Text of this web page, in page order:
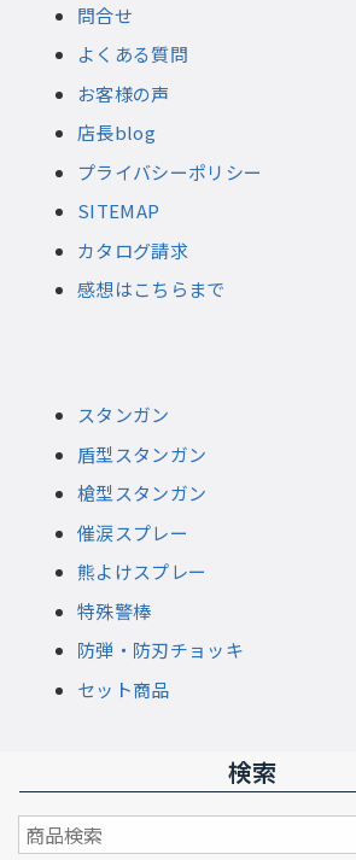
問合せ
よくある質問
お客様の声
店長blog
プライバシーポリシー
SITEMAP
カタログ請求
感想はこちらまで
スタンガン
盾型スタンガン
槍型スタンガン
催涙スプレー
熊よけスプレー
特殊警棒
防弾・防刃チョッキ
セット商品
検索